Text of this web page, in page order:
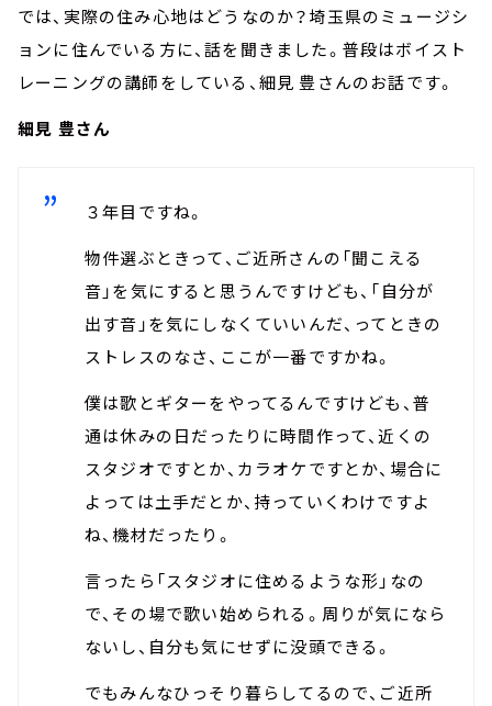
では、実際の住み心地はどうなのか？埼玉県のミュージシ
ョンに住んでいる方に、話を聞きました。普段はボイスト
レーニングの講師をしている、細見 豊さんのお話です。
細見 豊さん
３年目ですね。
物件選ぶときって、ご近所さんの「聞こえる
音」を気にすると思うんですけども、「自分が
出す音」を気にしなくていいんだ、ってときの
ストレスのなさ、ここが一番ですかね。
僕は歌とギターをやってるんですけども、普
通は休みの日だったりに時間作って、近くの
スタジオですとか、カラオケですとか、場合に
よっては土手だとか、持っていくわけですよ
ね、機材だったり。
言ったら「スタジオに住めるような形」なの
で、その場で歌い始められる。周りが気になら
ないし、自分も気にせずに没頭できる。
でもみんなひっそり暮らしてるので、ご近所